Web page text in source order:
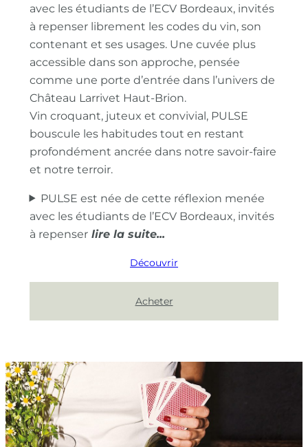
avec les étudiants de l’ECV Bordeaux, invités
à repenser librement les codes du vin, son
contenant et ses usages. Une cuvée plus
accessible dans son approche, pensée
comme une porte d’entrée dans l’univers de
Château Larrivet Haut-Brion.
Vin croquant, juteux et convivial, PULSE
bouscule les habitudes tout en restant
profondément ancrée dans notre savoir-faire
et notre terroir.
PULSE est née de cette réflexion menée
avec les étudiants de l’ECV Bordeaux, invités
à repenser
Découvrir
Acheter